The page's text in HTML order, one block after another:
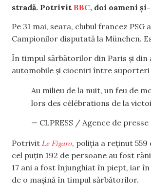
stradă. Potrivit BBC, doi oameni
Pe 31 mai, seara, clubul francez
Campionilor disputată la München.
În timpul sărbătorilor din Paris și din
automobile și ciocniri între
Au milieu de la nuit, un feu de
lors des célébrations de la
— CLPRESS / Agence de presse
Potrivit Le Figaro, poliția a reținut
cel puțin 192 de persoane au fost
17 ani a fost înjunghiat în piept, iar
de o mașină în timpul sărbătorilor.